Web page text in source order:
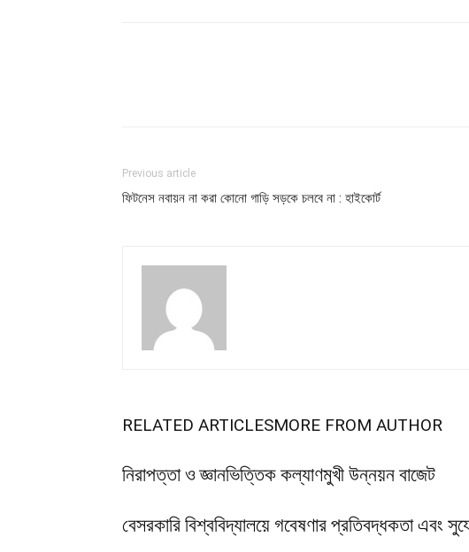
Previous article
ফিটনেস নবায়ন না করা কোনো গাড়ি সড়কে চলবে না : হাইকোর্ট
RELATED ARTICLESMORE FROM AUTHOR
নিরাপত্তা ও জ্ঞানভিত্তিক কল্যাণমুখী উন্নয়ন বাজেট
বেসরকারি বিশ্ববিদ্যালয়ে গবেষণার প্রতিবদ্ধকতা এবং